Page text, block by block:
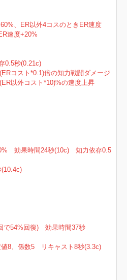
、ER以外4コスのときER速度
速度+20%
0.5秒(0.21c)
コスト*0.1)倍の知力戦闘ダメージ
以外コスト*10)%の速度上昇
効果時間24秒(10c) 知力依存0.5
(10.4c)
で54%回復) 効果時間37秒
8、係数5
リキャスト8秒(3.3c)